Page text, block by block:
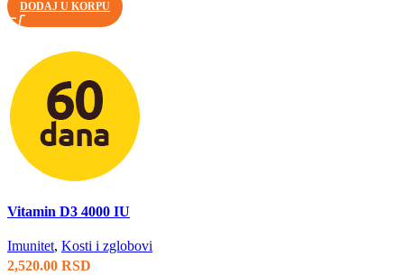
DODAJ U KORPU
Vitamin D3 4000 IU
Imunitet, Kosti i zglobovi
2,520.00 RSD